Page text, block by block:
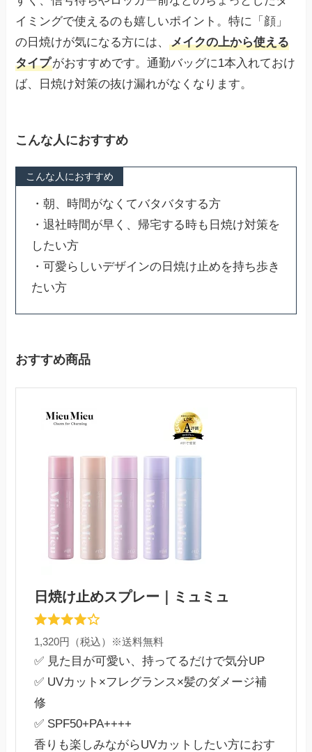
イミングで使えるのも嬉しいポイント。特に「顔」
の日焼けが気になる方には、メイクの上から使える
タイプがおすすめです。通勤バッグに1本入れておけ
ば、日焼け対策の抜け漏れがなくなります。
こんな人におすすめ
こんな人におすすめ
・朝、時間がなくてバタバタする方
・退社時間が早く、帰宅する時も日焼け対策を
したい方
・可愛らしいデザインの日焼け止めを持ち歩き
たい方
おすすめ商品
日焼け止めスプレー｜ミュミュ
1,320円（税込）※送料無料
✅ 見た目が可愛い、持ってるだけで気分UP
✅ UVカット×フレグランス×髪のダメージ補
修
✅ SPF50+PA++++
香りも楽しみながらUVカットしたい方におす